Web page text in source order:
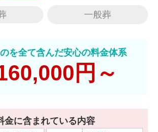
一般葬
を全て含んだ安心の料金体系
円～
金に含まれている内容